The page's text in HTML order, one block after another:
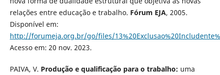
relações entre educação e trabalho. Fórum EJA, 2005.
Disponível em:
http://forumeja.org.br/go/files/
Acesso em: 20 nov. 2023.
PAIVA, V. Produção e qualificação para o trabalho: uma